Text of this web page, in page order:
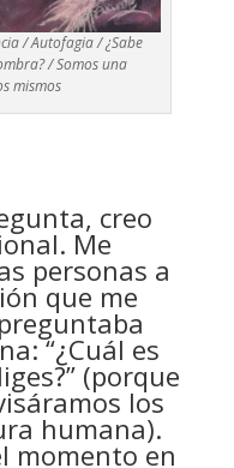
/ Autofagia / ¿Sabe
/ Somos una
mismos
creo
Me
personas a
que me
“¿Cuál es
(porque
los
humana).
momento en